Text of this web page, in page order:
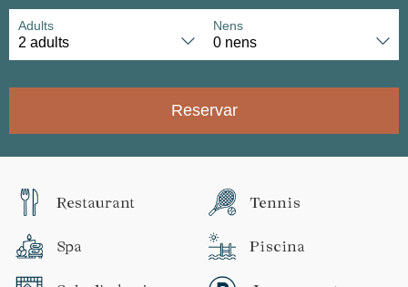
Adults Nens
Reservar
Restaurant Tennis
Spa Piscina